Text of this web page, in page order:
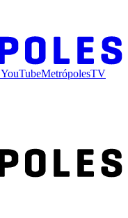
YouTubeMetrópolesTV